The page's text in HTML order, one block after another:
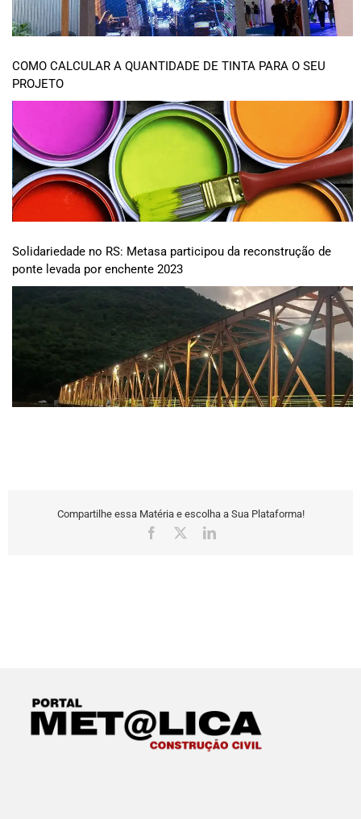
COMO CALCULAR A QUANTIDADE DE TINTA PARA O SEU
PROJETO
Solidariedade no RS: Metasa participou da reconstrução de
ponte levada por enchente 2023
Compartilhe essa Matéria e escolha a Sua Plataforma!
Facebook LinkedIn